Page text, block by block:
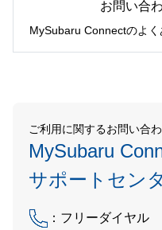
お問い合
MySubaru Connectのよく
ご利用に関するお問い合
MySubaru
サポートセン
：フリーダイヤル